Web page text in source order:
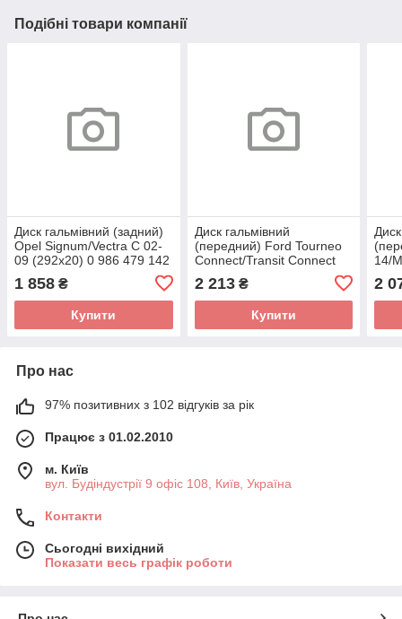
Подібні товари компанії
Диск гальмівний (задний)
Opel Signum/Vectra C 02-
09 (292x20) 0 986 479 142
1 858 ₴
Купити
Диск гальмівний
(передний) Ford Tourneo
Connect/Transit Connect
02-13 (277.9x24) (вент.) 0
986 479 069 (BOSCH)
2 213₴
Купити
14/
R83
2
Про нас
97% позитивних з 102 відгуків за рік
Працює з 01.02.2010
м. Київ
вул. Будіндустрії 9 офіс 108, Київ, Україна
Контакти
Сьогодні вихідний
Показати весь графік роботи